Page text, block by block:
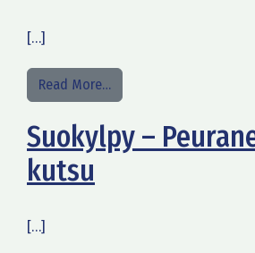
[…]
Read More…from Päivä maatilalla
Suokylpy –
kutsu
[…]